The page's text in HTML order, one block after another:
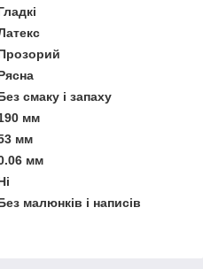
смаку і запаху
мм
мм
мм
малюнків і написів